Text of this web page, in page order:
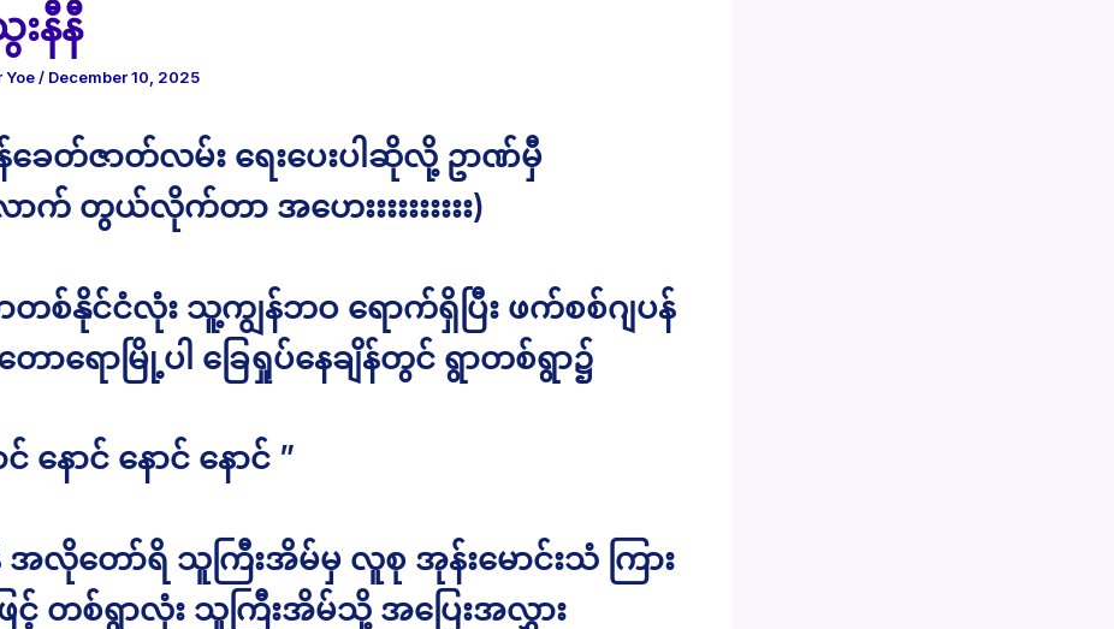
နီနီ
Yoe/ December 10, 2025
န်ခေတ်ဇာတ်လမ်း ရေးပေးပါဆိုလို့ ဥာဏ်မှီ
က် တွယ်လိုက်တာ အဟေးးးးးးးးးး)
ာတစ်နိုင်ငံလုံး သူ့ကျွန်ဘဝ ရောက်ရှိပြီး ဖက်စစ်ဂျပန်
တောရောမြို့ပါ ခြေရှုပ်နေချိန်တွင် ရွာတစ်ရွာ၌
င် နောင် နောင် နောင် ”
အလိုတော်ရိ သူကြီးအိမ်မှ လူစု အုန်းမောင်းသံ ကြား
င့် တစ်ရွာလုံး သူကြီးအိမ်သို့ အပြေးအလွှား